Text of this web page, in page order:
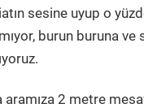
sesine uyup o
burun buruna ve
aramıza 2 metre